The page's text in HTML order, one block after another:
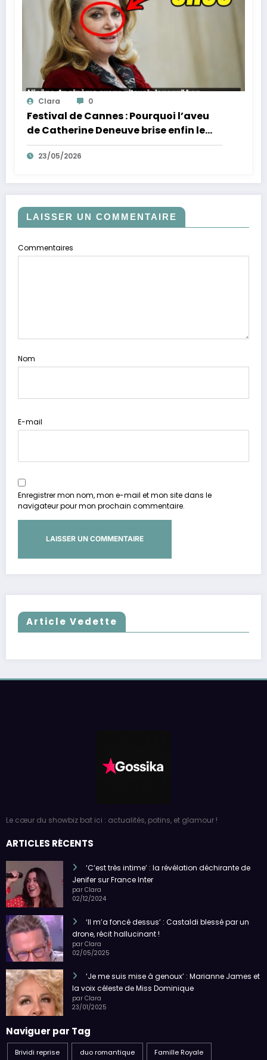
Clara 0
Festival de Cannes : Pourquoi l’aveu
de Catherine Deneuve brise enfin le
mythe de la Croisette
23/05/2026
LAISSER UN COMMENTAIRE
Commentaires
Nom
E-mail
Enregistrer mon nom, mon e-mail et mon site dans le
navigateur pour mon prochain commentaire.
Article Vedette
Le cœur du showbiz bat ici : actualités, potins, et glamour !
ARTICLES RÉCENTS
‘C’est très intime’ : la révélation déchirante de
Jenifer sur France Inter
par Clara
02/12/2024
‘Il m’a foncé dessus’ : Castaldi blessé par un
drone, récit hallucinant !
par Clara
02/05/2025
‘Je me suis mise à genoux’ : Marianne James et
la voix céleste de Miss Dominique
par Clara
23/01/2025
Naviguer par Tag
Brividi reprise duo romantique Famille Royale